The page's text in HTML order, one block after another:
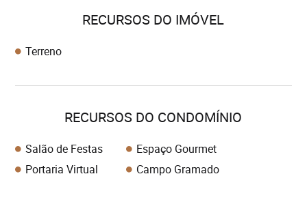
RECURSOS DO IMÓVEL
Terreno
RECURSOS DO CONDOMÍNIO
Salão de Festas
Espaço Gourmet
Portaria Virtual
Campo Gramado